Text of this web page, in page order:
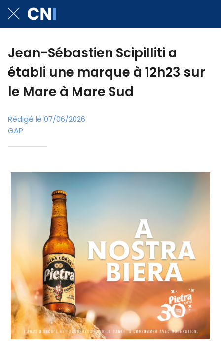
Jean-Sébastien Scipilliti a
établi une marque à 12h23 sur
le Mare à Mare Sud
Rédigé le 07/06/2026
GAP